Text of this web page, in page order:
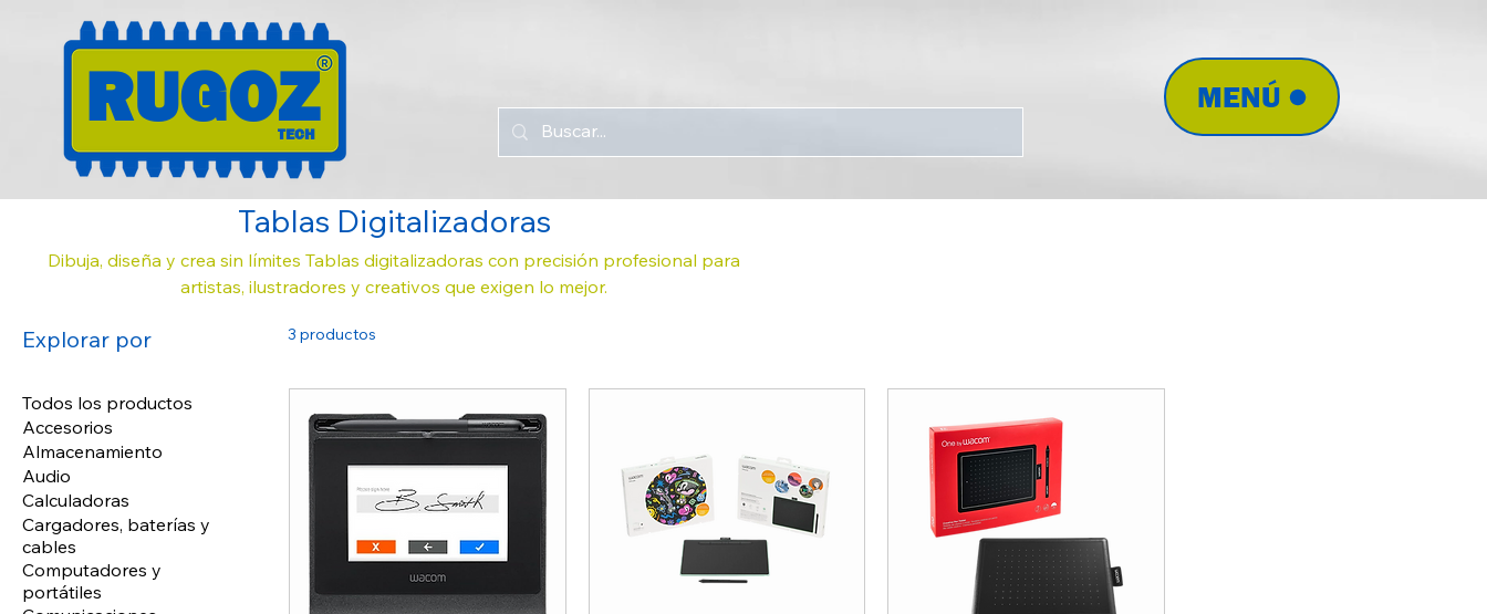
RUGOZ
TECH
MENÚ
Tablas Digitalizadoras
Dibuja, diseña y crea sin límites Tablas digitalizadoras con precisión profesional para
artistas, ilustradores y creativos que exigen lo mejor.
Explorar por
Todos los productos
Accesorios
Almacenamiento
Audio
Calculadoras
Cargadores, baterías y
cables
Computadores y
portátiles
3 productos